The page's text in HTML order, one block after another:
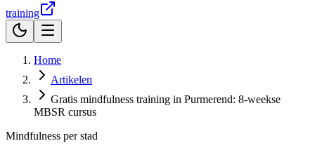
training
Home
Artikelen
Gratis mindfulness training in Purmerend: 8-weekse
MBSR cursus
Mindfulness per stad